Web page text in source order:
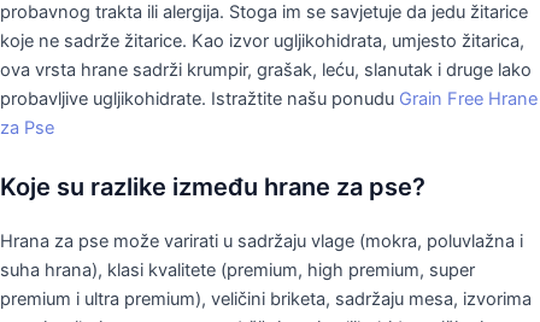
probavnog trakta ili alergija. Stoga im se savjetuje da jedu žitarice
koje ne sadrže žitarice. Kao izvor ugljikohidrata, umjesto žitarica,
ova vrsta hrane sadrži krumpir, grašak, leću, slanutak i druge lako
probavljive ugljikohidrate. Istražtite našu ponudu Grain Free Hrane
za Pse
Koje su razlike između hrane za pse?
Hrana za pse može varirati u sadržaju vlage (mokra, poluvlažna i
suha hrana), klasi kvalitete (premium, high premium, super
premium i ultra premium), veličini briketa, sadržaju mesa, izvorima